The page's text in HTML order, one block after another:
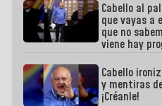
Cabello al
que vayas a
que no
viene hay
Cabello
y mentiras
¡Créanle!